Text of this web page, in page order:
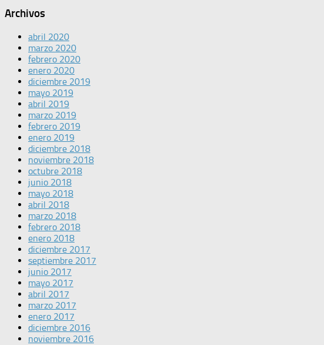
Archivos
abril 2020
marzo 2020
febrero 2020
enero 2020
diciembre 2019
mayo 2019
abril 2019
marzo 2019
febrero 2019
enero 2019
diciembre 2018
noviembre 2018
octubre 2018
junio 2018
mayo 2018
abril 2018
marzo 2018
febrero 2018
enero 2018
diciembre 2017
septiembre 2017
junio 2017
mayo 2017
abril 2017
marzo 2017
enero 2017
diciembre 2016
noviembre 2016